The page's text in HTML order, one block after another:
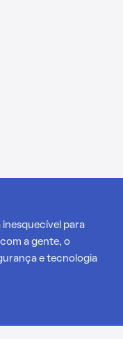
para
a gente, o
e tecnologia